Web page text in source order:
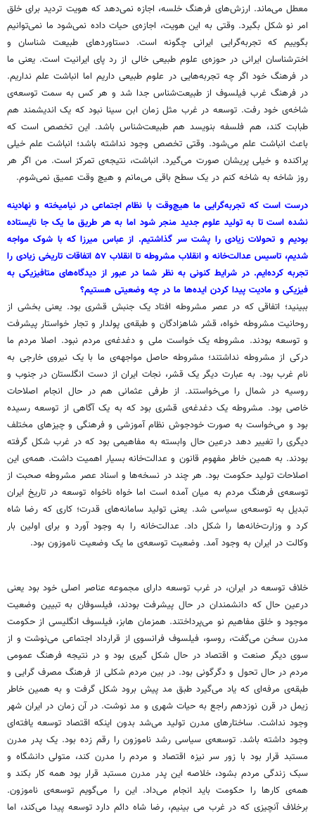
معطل می‌‍ماند. ارزش‌های فرهنگ خلسه، اجازه نمی‌دهد که هویت تردید برای خلق
امر نو شکل بگیرد. وقتی به این هویت، اجازه‌ی حیات داده نمی‌شود ما نمی‌توانیم
بگوییم که تجربه‌گرایی ایرانی چگونه است. دستاوردهای طبیعت شناسان و
اخترشناسان ایرانی در حوزه‌ی علوم طبیعی خالی از رد پای ایرانیت است. یعنی ما
در فرهنگ خود اگر چه تجربه‌هایی در علوم طبیعی داریم اما انباشت علم نداریم.
در فرهنگ غرب فیلسوف از طبیعت‌شناس جدا شد و هر کس به سمت توسعه‌ی
شاخه‌ی خود رفت. توسعه در غرب مثل زمان ابن سینا نبود که یک اندیشمند هم
طبابت کند، هم فلسفه بنویسد هم طبیعت‌شناس باشد. این تخصص است که
باعث انباشت علم می‌شود. وقتی تخصص وجود نداشته باشد؛ انباشت علم خیلی
پراکنده و خیلی پریشان صورت می‌گیرد. انباشت، نتیجه‌ی تمرکز است. من اگر هر
روز شاخه به شاخه کنم در یک سطح باقی می‌مانم و هیچ وقت عمیق نمی‌شوم.
درست است که تجربه‌گرایی ما هیچ‌وقت با نظام اجتماعی در نیامیخته و نهادینه
نشده است تا به تولید علوم جدید منجر شود اما به هر طریق ما یک جا نایستاده
بودیم و تحولات زیادی را پشت سر گذاشتیم. از عباس میرزا که با شوک مواجه
شدیم، تاسیس عدالت‌خانه و انقلاب مشروطه تا انقلاب ۵۷ اتفاقات تاریخی زیادی را
تجربه کرده‌ایم. در شرایط کنونی به نظر شما در عبور از دیدگاه‌های متافیزیکی به
فیزیکی و مادیت پیدا کردن ایده‌ها ما در چه وضعیتی هستیم؟
ببینید؛ اتفاقی که در عصر مشروطه افتاد یک جنبش قشری بود. یعنی بخشی از
روحانیت مشروطه خواه، قشر شاهزادگان و طبقه‌ی پولدار و تجار خواستار پیشرفت
و توسعه بودند. مشروطه یک خواست ملی و دغدغه‌ی مردم نبود. اصلا مردم ما
درکی از مشروطه نداشتند؛ مشروطه حاصل مواجهه‌ی ما با یک نیروی خارجی به
نام غرب بود. به عبارت دیگر یک قشر، نجات ایران از دست انگلستان در جنوب و
روسیه در شمال را می‌خواستند. از طرفی عثمانی‌ هم در حال انجام اصلاحات
خاصی بود. مشروطه یک دغدغه‌ی قشری بود که به یک آگاهی از توسعه رسیده
بود و می‌خواست به صورت خودجوش نظام آموزشی و فرهنگی و چیزهای مختلف
دیگری را تغییر دهد درعین حال وابسته به مفاهیمی بود که در غرب شکل گرفته
بودند. به همین خاطر مفهوم قانون و عدالت‌خانه بسیار اهمیت داشت. همه‌ی این
اصلاحات تولید حکومت بود. هر چند در نسخه‌ها و اسناد عصر مشروطه صحبت از
توسعه‌ی فرهنگ مردم به میان آمده است اما خواه ناخواه توسعه در تاریخ ایران
تبدیل به توسعه‌‎ی سیاسی شد. یعنی تولید سامانه‌های قدرت؛ کاری که رضا شاه
کرد و وزارت‌خانه‌ها را شکل داد. عدالت‌خانه را به وجود آورد و برای اولین بار
وکالت در ایران به وجود آمد. وضعیت توسعه‌ی ما یک وضعیت ناموزون بود.
خلاف توسعه در ایران، در غرب توسعه دارای مجموعه عناصر اصلی خود بود یعنی
درعین حال که دانشمندان در حال پیشرفت بودند، فیلسوفان به تبیین وضعیت
موجود و خلق مفاهیم نو می‌پرداختند. همزمان هابز، فیلسوف انگلیسی از حکومت
مدرن سخن می‌گفت، روسو، فیلسوف فرانسوی از قرارداد اجتماعی می‌نوشت و از
سوی دیگر صنعت و اقتصاد در حال شکل گیری بود و در نتیجه فرهنگ عمومی
مردم در حال تحول و دگرگونی بود. در بین مردم شکلی از فرهنگ مصرف گرایی و
طبقه‌ی مرفه‌ای که یاد می‌گیرد طبق مد پیش برود شکل گرفت و به همین خاطر
زیمل در قرن نوزدهم راجع به حیات شهری و مد نوشت. در آن زمان در ایران شهر
وجود نداشت. ساختارهای مدرن تولید می‌شد بدون اینکه اقتصاد توسعه‌ یافته‌ای
وجود داشته باشد. توسعه‎‌ی سیاسی رشد ناموزون را رقم زده بود. یک پدر مدرن
مستبد قرار بود با زور سر نیزه اقتصاد و مردم را مدرن کند، متولی دانشگاه و
سبک زندگی مردم بشود، خلاصه این پدر مدرن مستبد قرار بود همه‌ کار بکند و
همه‌ی کارها را حکومت باید انجام می‌داد. این را می‌گویم توسعه‌ی ناموزون.
برخلاف آنچیزی که در غرب می بینیم، رضا شاه دائم دارد توسعه پیدا می‌کند، اما